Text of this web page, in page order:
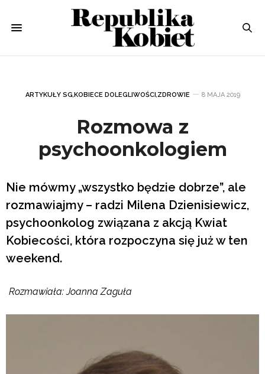
ARTYKUŁY SG,KOBIECE DOLEGLIWOŚCI,ZDROWIE 8 MAJA 2019
Rozmowa z
psychoonkologiem
Nie mówmy „wszystko będzie dobrze”, ale
rozmawiajmy – radzi Milena Dzienisiewicz,
psychoonkolog związana z akcją Kwiat
Kobiecości, która rozpoczyna się już w ten
weekend.
Rozmawiała: Joanna Zaguła